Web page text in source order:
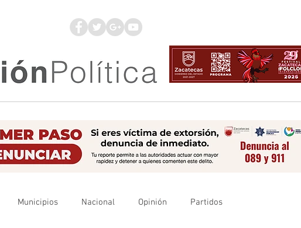
Municipios Nacional Opinión Partidos